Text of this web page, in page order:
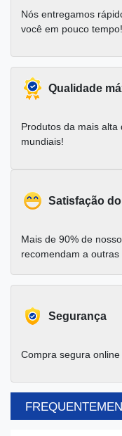
Nós entregamos
você em pouco tempo!
Qualidade
Produtos da mais
mundiais!
Satisfação
Mais de 90% de
recomendam a outras
Segurança
Compra segura online